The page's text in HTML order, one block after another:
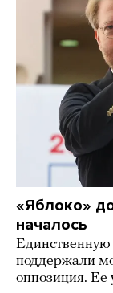
«Яблоко»
началось
поддержали
оппозиция. Ее